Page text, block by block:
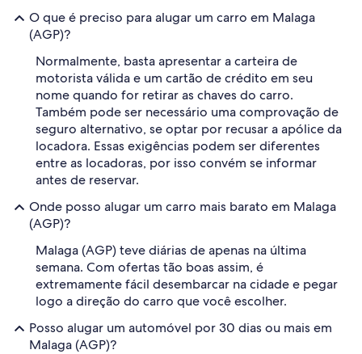
O que é preciso para alugar um carro em Malaga
(AGP)?
Normalmente, basta apresentar a carteira de
motorista válida e um cartão de crédito em seu
nome quando for retirar as chaves do carro.
Também pode ser necessário uma comprovação de
seguro alternativo, se optar por recusar a apólice da
locadora. Essas exigências podem ser diferentes
entre as locadoras, por isso convém se informar
antes de reservar.
Onde posso alugar um carro mais barato em Malaga
(AGP)?
Malaga (AGP) teve diárias de apenas na última
semana. Com ofertas tão boas assim, é
extremamente fácil desembarcar na cidade e pegar
logo a direção do carro que você escolher.
Posso alugar um automóvel por 30 dias ou mais em
Malaga (AGP)?